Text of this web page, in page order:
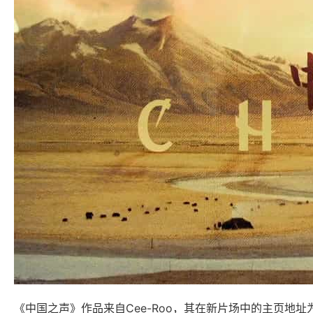
《中国之声》作品来自Cee-Roo，其在新片场中的主页地址